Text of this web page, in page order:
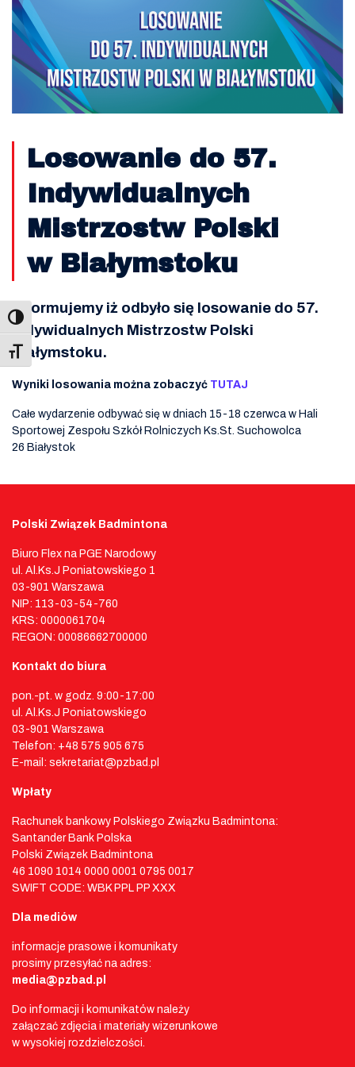
Toggle Font size
Losowanie do 57.
Indywidualnych
Mistrzostw Polski
w Białymstoku
Informujemy iż odbyło się losowanie do 57.
Indywidualnych Mistrzostw Polski
Białymstoku.
Wyniki losowania można zobaczyć TUTAJ
Całe wydarzenie odbywać się w dniach 15-18 czerwca w Hali
Sportowej Zespołu Szkół Rolniczych Ks.St. Suchowolca
26 Białystok
Polski Związek Badmintona
Biuro Flex na PGE Narodowy
ul. Al.Ks.J Poniatowskiego 1
03-901 Warszawa
NIP: 113-03-54-760
KRS: 0000061704
REGON: 00086662700000
Kontakt do biura
pon.-pt. w godz. 9:00-17:00
ul. Al.Ks.J Poniatowskiego
03-901 Warszawa
Telefon: +48 575 905 675
E-mail: sekretariat@pzbad.pl
Wpłaty
Rachunek bankowy Polskiego Związku Badmintona:
Santander Bank Polska
Polski Związek Badmintona
46 1090 1014 0000 0001 0795 0017
SWIFT CODE: WBK PPL PP XXX
Dla mediów
informacje prasowe i komunikaty
prosimy przesyłać na adres:
media@pzbad.pl
Do informacji i komunikatów należy
załączać zdjęcia i materiały wizerunkowe
w wysokiej rozdzielczości.